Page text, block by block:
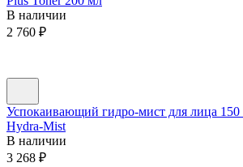
В наличии
2 760 ₽
Успокаивающий гидро-мист для лица 150
Hydra-Mist
В наличии
3 268 ₽